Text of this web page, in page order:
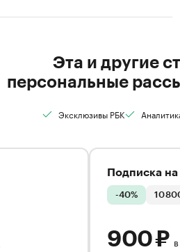
Эта и другие
персональные
Эксклюзивы РБК
Подписка на
-40% 10
900 ₽